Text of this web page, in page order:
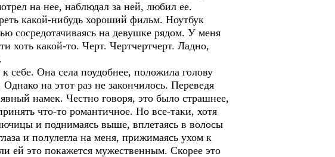
на нее, наблюдал за ней, любил ее.
какой-нибудь хороший фильм. Ноутбук
сосредотачиваясь на девушке рядом. У меня
хоть какой-то. Черт. Чертчертчерт. Ладно,
себе. Она села поудобнее, положила голову
на этот раз не закончилось. Переведя
намек. Честно говоря, это было страшнее,
что-то романтичное. Но все-таки, хотя
и поднимаясь выше, вплетаясь в волосы
и полулегла на меня, прижимаясь ухом к
ей это покажется мужественным. Скорее это